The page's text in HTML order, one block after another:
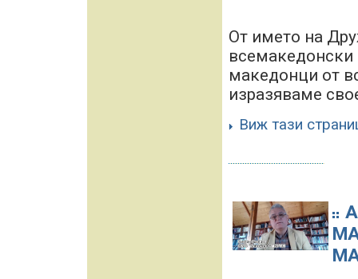
От името на
македонци от
изразяваме
Виж тази